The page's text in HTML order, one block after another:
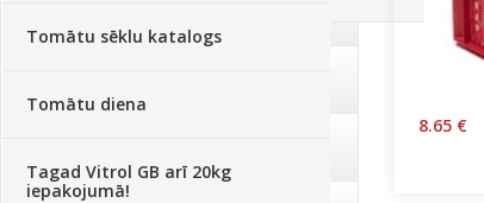
Tomātu sēklu katalogs
Tomātu diena
Tagad Vitrol GB arī 20kg
iepakojumā!
8.65 €